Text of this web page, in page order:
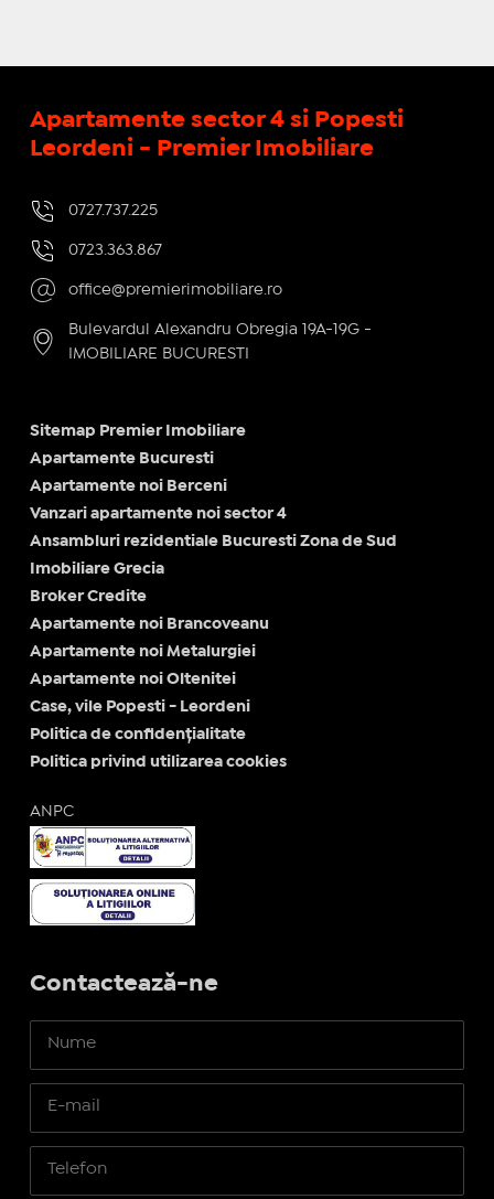
Apartamente sector 4 si Popesti
Leordeni - Premier Imobiliare
0727.737.225
0723.363.867
office@premierimobiliare.ro
Bulevardul Alexandru Obregia 19A-19G -
IMOBILIARE BUCURESTI
Sitemap Premier Imobiliare
Apartamente Bucuresti
Apartamente noi Berceni
Vanzari apartamente noi sector 4
Ansambluri rezidentiale Bucuresti Zona de Sud
Imobiliare Grecia
Broker Credite
Apartamente noi Brancoveanu
Apartamente noi Metalurgiei
Apartamente noi Oltenitei
Case, vile Popesti - Leordeni
Politica de confidențialitate
Politica privind utilizarea cookies
ANPC
Contactează-ne